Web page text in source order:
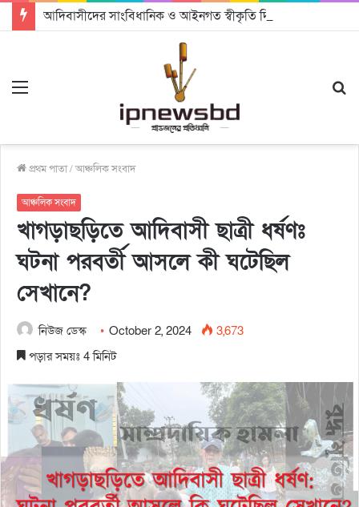
প্রথম পাতা/আঞ্চলিক সংবাদ
আঞ্চলিক সংবাদ
খাগড়াছড়িতে আদিবাসী ছাত্রী ধর্ষণঃ
ঘটনা পরবর্তী আসলে কী ঘটেছিল
সেখানে?
নিউজ ডেস্ক October 2, 2024
3,673
পড়ার সময়ঃ 4 মিনিট